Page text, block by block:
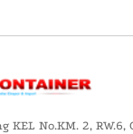
KEL No.KM. 2, RW.6,